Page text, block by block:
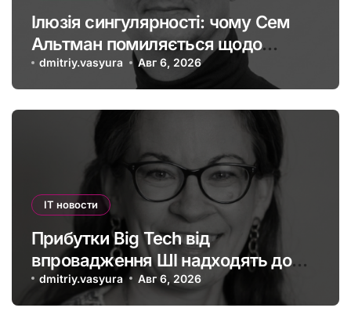
Ілюзія сингулярності: чому Сем
Альтман помиляється щодо
штучного інтелекту
dmitriy.vasyura Авг 6, 2026
IT новости
Прибутки Big Tech від
впровадження ШІ надходять до
офшорів: як змінити глобальну
податкову систему
dmitriy.vasyura Авг 6, 2026